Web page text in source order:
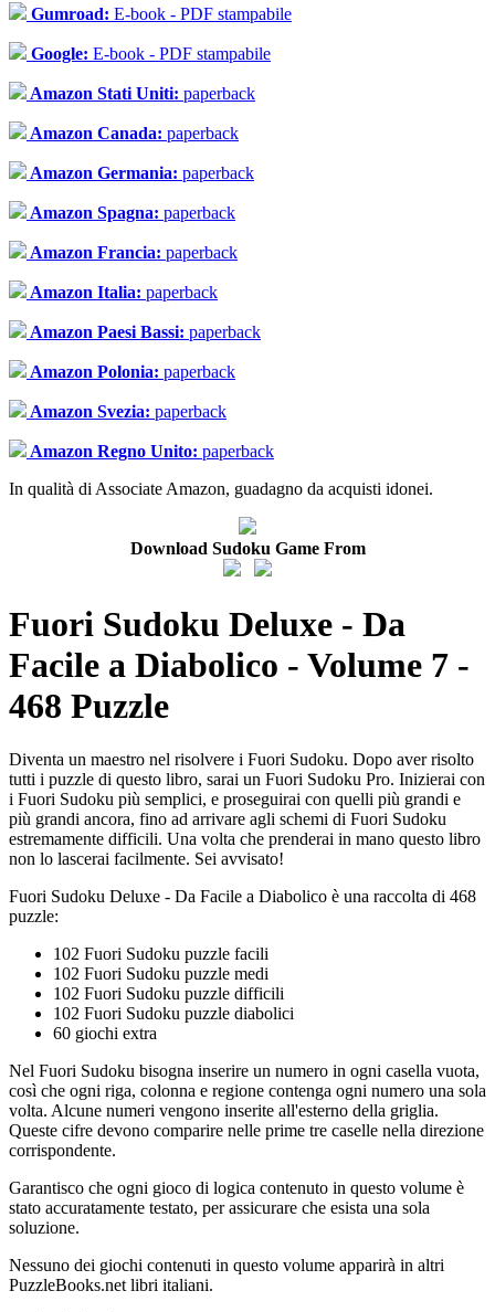
Gumroad: E-book - PDF stampabile
Google: E-book - PDF stampabile
Amazon Stati Uniti: paperback
Amazon Canada: paperback
Amazon Germania: paperback
Amazon Spagna: paperback
Amazon Francia: paperback
Amazon Italia: paperback
Amazon Paesi Bassi: paperback
Amazon Polonia: paperback
Amazon Svezia: paperback
Amazon Regno Unito: paperback
In qualità di Associate Amazon, guadagno da acquisti idonei.
Download Sudoku Game From
Fuori Sudoku Deluxe - Da
Facile a Diabolico - Volume 7 -
468 Puzzle
Diventa un maestro nel risolvere i Fuori Sudoku. Dopo aver risolto
tutti i puzzle di questo libro, sarai un Fuori Sudoku Pro. Inizierai con
i Fuori Sudoku più semplici, e proseguirai con quelli più grandi e
più grandi ancora, fino ad arrivare agli schemi di Fuori Sudoku
estremamente difficili. Una volta che prenderai in mano questo libro
non lo lascerai facilmente. Sei avvisato!
Fuori Sudoku Deluxe - Da Facile a Diabolico è una raccolta di 468
puzzle:
102 Fuori Sudoku puzzle facili
102 Fuori Sudoku puzzle medi
102 Fuori Sudoku puzzle difficili
102 Fuori Sudoku puzzle diabolici
60 giochi extra
Nel Fuori Sudoku bisogna inserire un numero in ogni casella vuota,
così che ogni riga, colonna e regione contenga ogni numero una sola
volta. Alcune numeri vengono inserite all'esterno della griglia.
Queste cifre devono comparire nelle prime tre caselle nella direzione
corrispondente.
Garantisco che ogni gioco di logica contenuto in questo volume è
stato accuratamente testato, per assicurare che esista una sola
soluzione.
Nessuno dei giochi contenuti in questo volume apparirà in altri
PuzzleBooks.net libri italiani.